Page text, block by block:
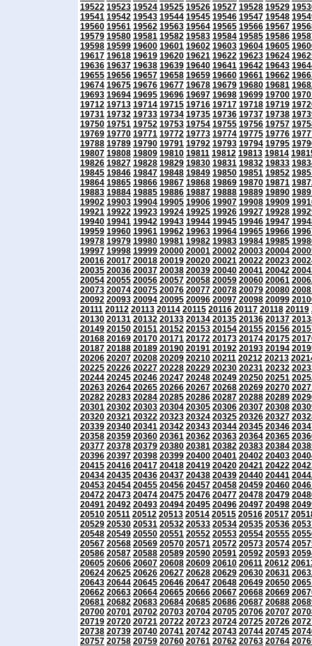
19522 19523 19524 19525 19526 19527 19528 19529
19541 19542 19543 19544 19545 19546 19547 19548
19560 19561 19562 19563 19564 19565 19566 19567
19579 19580 19581 19582 19583 19584 19585 19586
19598 19599 19600 19601 19602 19603 19604 19605
19617 19618 19619 19620 19621 19622 19623 19624
19636 19637 19638 19639 19640 19641 19642 19643
19655 19656 19657 19658 19659 19660 19661 19662
19674 19675 19676 19677 19678 19679 19680 19681
19693 19694 19695 19696 19697 19698 19699 19700
19712 19713 19714 19715 19716 19717 19718 19719
19731 19732 19733 19734 19735 19736 19737 19738
19750 19751 19752 19753 19754 19755 19756 19757
19769 19770 19771 19772 19773 19774 19775 19776
19788 19789 19790 19791 19792 19793 19794 19795
19807 19808 19809 19810 19811 19812 19813 19814
19826 19827 19828 19829 19830 19831 19832 19833
19845 19846 19847 19848 19849 19850 19851 19852
19864 19865 19866 19867 19868 19869 19870 19871
19883 19884 19885 19886 19887 19888 19889 19890
19902 19903 19904 19905 19906 19907 19908 19909
19921 19922 19923 19924 19925 19926 19927 19928
19940 19941 19942 19943 19944 19945 19946 19947
19959 19960 19961 19962 19963 19964 19965 19966
19978 19979 19980 19981 19982 19983 19984 19985
19997 19998 19999 20000 20001 20002 20003 20004
20016 20017 20018 20019 20020 20021 20022 20023
20035 20036 20037 20038 20039 20040 20041 20042
20054 20055 20056 20057 20058 20059 20060 20061
20073 20074 20075 20076 20077 20078 20079 20080
20092 20093 20094 20095 20096 20097 20098 20099
20111 20112 20113 20114 20115 20116 20117 20118 20119
20130 20131 20132 20133 20134 20135 20136 20137
20149 20150 20151 20152 20153 20154 20155 20156
20168 20169 20170 20171 20172 20173 20174 20175
20187 20188 20189 20190 20191 20192 20193 20194
20206 20207 20208 20209 20210 20211 20212 20213
20225 20226 20227 20228 20229 20230 20231 20232
20244 20245 20246 20247 20248 20249 20250 20251
20263 20264 20265 20266 20267 20268 20269 20270
20282 20283 20284 20285 20286 20287 20288 20289
20301 20302 20303 20304 20305 20306 20307 20308
20320 20321 20322 20323 20324 20325 20326 20327
20339 20340 20341 20342 20343 20344 20345 20346
20358 20359 20360 20361 20362 20363 20364 20365
20377 20378 20379 20380 20381 20382 20383 20384
20396 20397 20398 20399 20400 20401 20402 20403
20415 20416 20417 20418 20419 20420 20421 20422
20434 20435 20436 20437 20438 20439 20440 20441
20453 20454 20455 20456 20457 20458 20459 20460
20472 20473 20474 20475 20476 20477 20478 20479
20491 20492 20493 20494 20495 20496 20497 20498
20510 20511 20512 20513 20514 20515 20516 20517
20529 20530 20531 20532 20533 20534 20535 20536
20548 20549 20550 20551 20552 20553 20554 20555
20567 20568 20569 20570 20571 20572 20573 20574
20586 20587 20588 20589 20590 20591 20592 20593
20605 20606 20607 20608 20609 20610 20611 20612
20624 20625 20626 20627 20628 20629 20630 20631
20643 20644 20645 20646 20647 20648 20649 20650
20662 20663 20664 20665 20666 20667 20668 20669
20681 20682 20683 20684 20685 20686 20687 20688
20700 20701 20702 20703 20704 20705 20706 20707
20719 20720 20721 20722 20723 20724 20725 20726
20738 20739 20740 20741 20742 20743 20744 20745
20757 20758 20759 20760 20761 20762 20763 20764